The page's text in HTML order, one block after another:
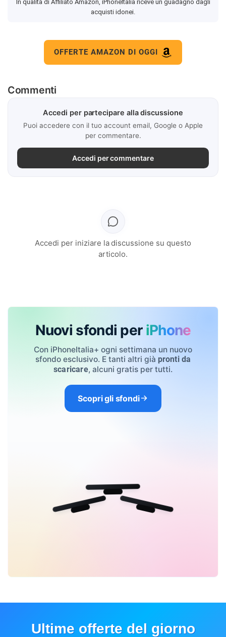
In qualità di Affiliato Amazon, iPhoneItalia riceve un guadagno dagli
acquisti idonei.
OFFERTE AMAZON DI OGGI
Commenti
Accedi per partecipare alla discussione
Puoi accedere con il tuo account email, Google o Apple
per commentare.
Accedi per commentare
Accedi per iniziare la discussione su questo
articolo.
Nuovi sfondi per iPhone
Con iPhoneItalia+ ogni settimana un nuovo
sfondo esclusivo. E tanti altri già pronti da
scaricare, alcuni gratis per tutti.
Scopri gli sfondi
Ultime offerte del giorno